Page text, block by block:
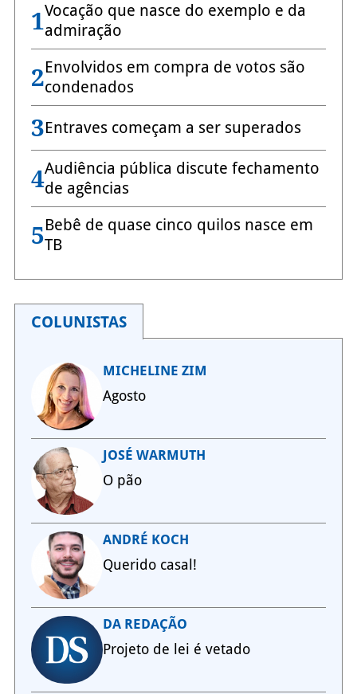
1Vocação que nasce do exemplo e da
admiração
2Envolvidos em compra de votos são
condenados
3Entraves começam a ser superados
4Audiência pública discute fechamento
de agências
5Bebê de quase cinco quilos nasce em
TB
COLUNISTAS
MICHELINE ZIM
Agosto
JOSÉ WARMUTH
O pão
ANDRÉ KOCH
Querido casal!
DA REDAÇÃO
Projeto de lei é vetado